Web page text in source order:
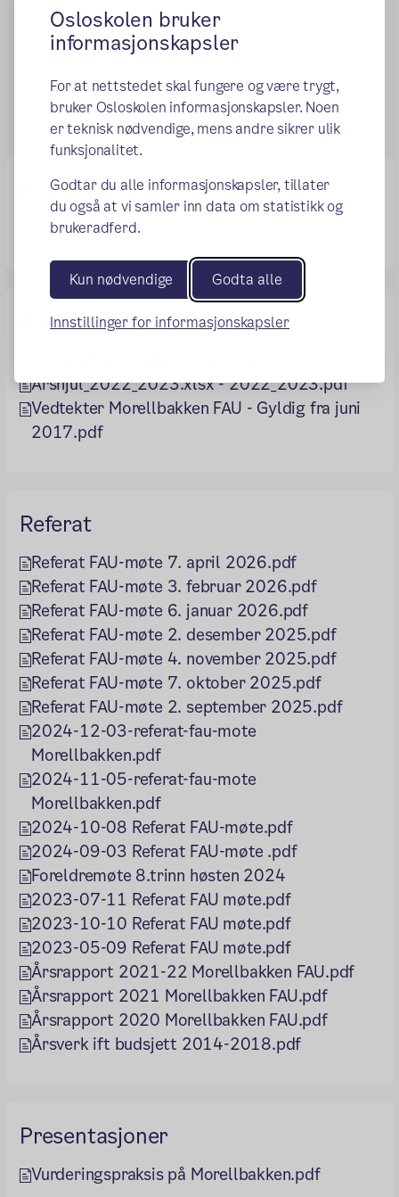
Osloskolen bruker
informasjonskapsler
For at nettstedet skal fungere og være trygt,
bruker Osloskolen informasjonskapsler. Noen
er teknisk nødvendige, mens andre sikrer ulik
funksjonalitet.
Godtar du alle informasjonskapsler, tillater
du også at vi samler inn data om statistikk og
brukeradferd.
Kun nødvendige Godta alle
Innstillinger for informasjonskapsler
foreldrerådet.
Publisert: 07.04.2015 Endret: 22.09.2025
Kontaktliste FAU
FAU 25-26.pdf
Årshjul FAU
Årshjul_2022_2023.xlsx - 2022_2023.pdf
Vedtekter Morellbakken FAU - Gyldig fra juni
2017.pdf
Referat
Referat FAU-møte 7. april 2026.pdf
Referat FAU-møte 3. februar 2026.pdf
Referat FAU-møte 6. januar 2026.pdf
Referat FAU-møte 2. desember 2025.pdf
Referat FAU-møte 4. november 2025.pdf
Referat FAU-møte 7. oktober 2025.pdf
Referat FAU-møte 2. september 2025.pdf
2024-12-03-referat-fau-mote
Morellbakken.pdf
2024-11-05-referat-fau-mote
Morellbakken.pdf
2024-10-08 Referat FAU-møte.pdf
2024-09-03 Referat FAU-møte .pdf
Foreldremøte 8.trinn høsten 2024
2023-07-11 Referat FAU møte.pdf
2023-10-10 Referat FAU møte.pdf
2023-05-09 Referat FAU møte.pdf
Årsrapport 2021-22 Morellbakken FAU.pdf
Årsrapport 2021 Morellbakken FAU.pdf
Årsrapport 2020 Morellbakken FAU.pdf
Årsverk ift budsjett 2014-2018.pdf
Presentasjoner
Vurderingspraksis på Morellbakken.pdf